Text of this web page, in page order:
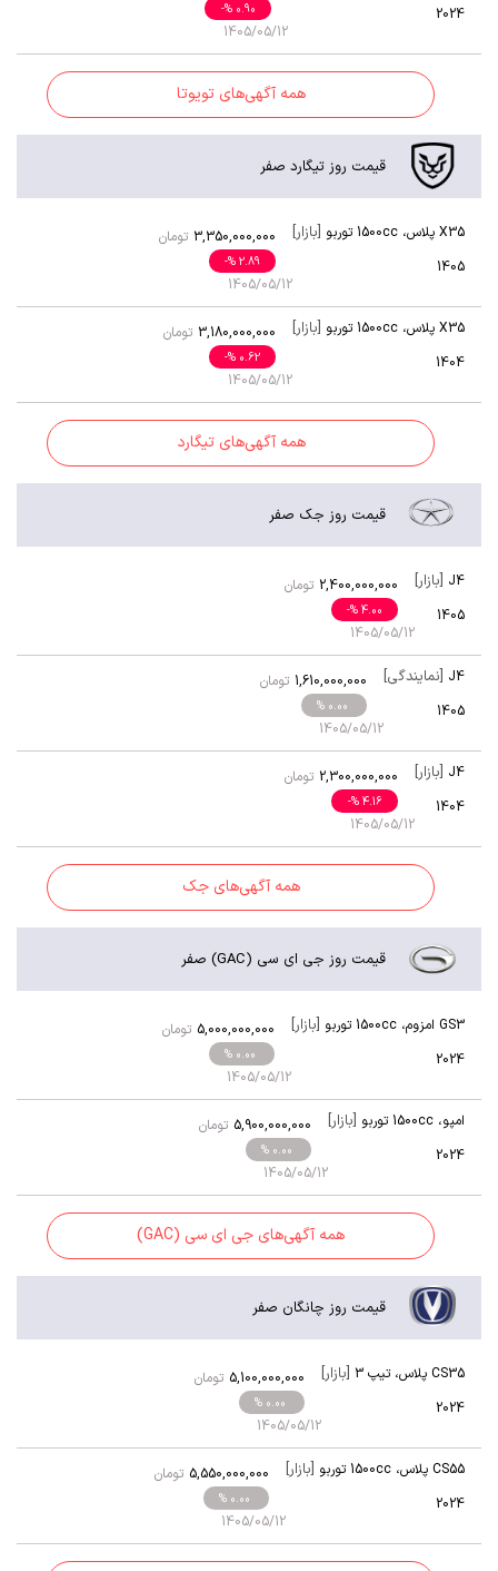
2024
1405/05/12
% 0.90
-
همه آگهی‌های تویوتا
قیمت روز تیگارد صفر
X35 پلاس ، 1500cc توربو [بازار]
1405
1405/05/12
% 2.89
-
تومان 3,350,000,000
X35 پلاس ، 1500cc توربو [بازار]
1404
1405/05/12
% 0.62
-
تومان 3,180,000,000
همه آگهی‌های تیگارد
قیمت روز جک صفر
J4 [بازار]
1405
1405/05/12
% 4.00
-
تومان 2,400,000,000
J4 [نمایندگی]
1405
1405/05/12
% 0.00
تومان 1,610,000,000
J4 [بازار]
1404
1405/05/12
% 4.16
-
تومان 2,300,000,000
همه آگهی‌های جک
قیمت روز جی ای سی (GAC) صفر
GS3 امزوم ، 1500cc توربو [بازار]
2024
1405/05/12
% 0.00
تومان 5,000,000,000
امپو، 1500cc توربو [بازار]
2024
1405/05/12
% 0.00
تومان 5,900,000,000
همه آگهی‌های جی ای سی (GAC)
قیمت روز چانگان صفر
CS35 پلاس ،تیپ 3 [بازار]
2024
1405/05/12
% 0.00
تومان 5,100,000,000
CS55 پلاس ، 1500cc توربو [بازار]
2024
1405/05/12
% 0.00
تومان 5,550,000,000